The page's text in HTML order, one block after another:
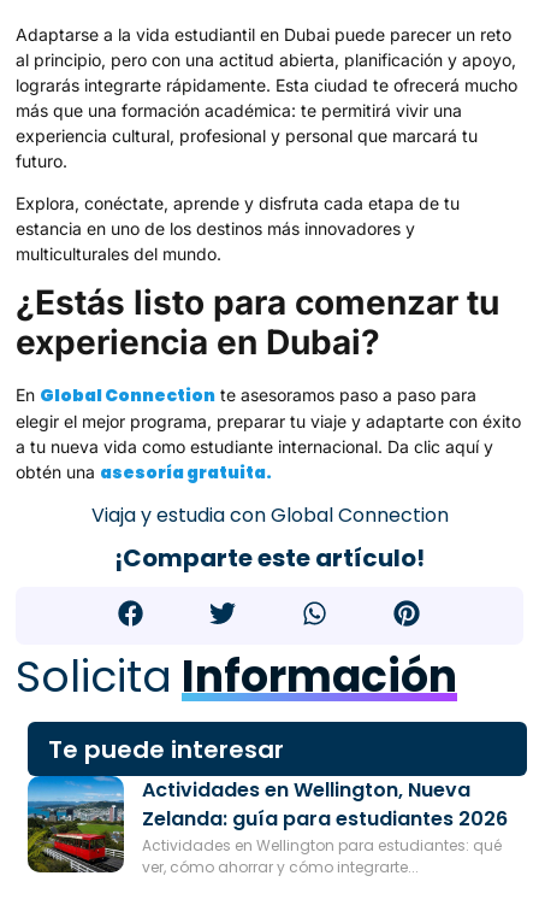
Adaptarse a la vida estudiantil en Dubai puede parecer un reto
al principio, pero con una actitud abierta, planificación y apoyo,
lograrás integrarte rápidamente. Esta ciudad te ofrecerá mucho
más que una formación académica: te permitirá vivir una
experiencia cultural, profesional y personal que marcará tu
futuro.
Explora, conéctate, aprende y disfruta cada etapa de tu
estancia en uno de los destinos más innovadores y
multiculturales del mundo.
¿Estás listo para comenzar tu
experiencia en Dubai?
En Global Connection te asesoramos paso a paso para
elegir el mejor programa, preparar tu viaje y adaptarte con éxito
a tu nueva vida como estudiante internacional. Da clic aquí y
obtén una asesoría gratuita.
Viaja y estudia con Global Connection
¡Comparte este artículo!
Solicita Información
Te puede interesar
Actividades en Wellington, Nueva
Zelanda: guía para estudiantes 2026
Actividades en Wellington para estudiantes: qué
ver, cómo ahorrar y cómo integrarte...